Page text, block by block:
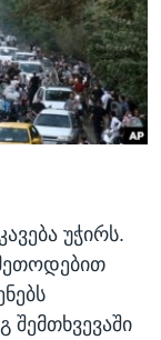
უჭირს.
შემთხვევაში